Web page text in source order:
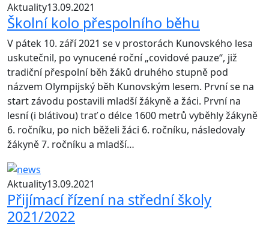
Aktuality13.09.2021
Školní kolo přespolního běhu
V pátek 10. září 2021 se v prostorách Kunovského lesa
uskutečnil, po vynucené roční „covidové pauze“, již
tradiční přespolní běh žáků druhého stupně pod
názvem Olympijský běh Kunovským lesem. První se na
start závodu postavili mladší žákyně a žáci. První na
lesní (i blátivou) trať o délce 1600 metrů vyběhly žákyně
6. ročníku, po nich běželi žáci 6. ročníku, následovaly
žákyně 7. ročníku a mladší…
Aktuality13.09.2021
Přijímací řízení na střední školy
2021/2022